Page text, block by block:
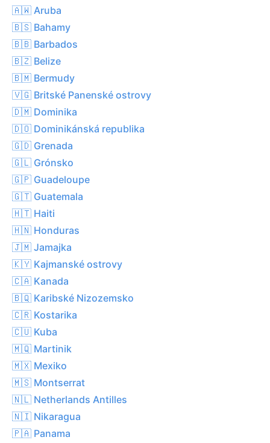
🇦🇼 Aruba
🇧🇸 Bahamy
🇧🇧 Barbados
🇧🇿 Belize
🇧🇲 Bermudy
🇻🇬 Britské Panenské ostrovy
🇩🇲 Dominika
🇩🇴 Dominikánská republika
🇬🇩 Grenada
🇬🇱 Grónsko
🇬🇵 Guadeloupe
🇬🇹 Guatemala
🇭🇹 Haiti
🇭🇳 Honduras
🇯🇲 Jamajka
🇰🇾 Kajmanské ostrovy
🇨🇦 Kanada
🇧🇶 Karibské Nizozemsko
🇨🇷 Kostarika
🇨🇺 Kuba
🇲🇶 Martinik
🇲🇽 Mexiko
🇲🇸 Montserrat
🇳🇱 Netherlands Antilles
🇳🇮 Nikaragua
🇵🇦 Panama